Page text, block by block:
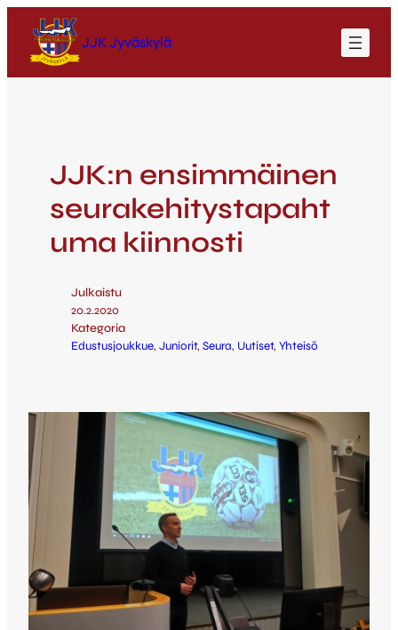
JJK Jyväskylä
JJK:n ensimmäinen
seurakehitystapaht
uma kiinnosti
Julkaistu
20.2.2020
Kategoria
Edustusjoukkue, Juniorit, Seura, Uutiset, Yhteisö